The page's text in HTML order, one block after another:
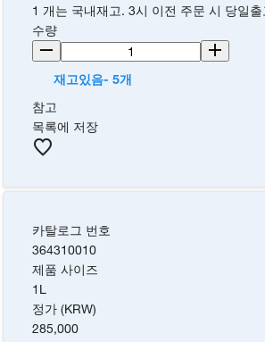
1 개는 국내재고. 3시 이전 주문 시 당일출
수량
재고있음- 5개
참고
목록에 저장
카탈로그 번호
364310010
제품 사이즈
1L
정가 (KRW)
285,000